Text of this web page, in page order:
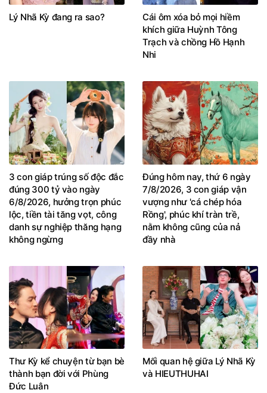
Lý Nhã Kỳ đang ra sao?
Cái ôm xóa bỏ mọi hiềm
khích giữa Huỳnh Tông
Trạch và chồng Hồ Hạnh
Nhi
3 con giáp trúng số độc đắc
đúng 300 tỷ vào ngày
6/8/2026, hưởng trọn phúc
lộc, tiền tài tăng vọt, công
danh sự nghiệp thăng hạng
không ngừng
Đúng hôm nay, thứ 6 ngày
7/8/2026, 3 con giáp vận
vượng như 'cá chép hóa
Rồng', phúc khí tràn trề,
nằm không cũng của nả
đầy nhà
Thư Kỳ kể chuyện từ bạn bè
thành bạn đời với Phùng
Đức Luân
Mối quan hệ giữa Lý Nhã Kỳ
và HIEUTHUHAI